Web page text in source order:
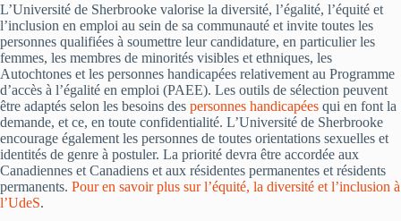
L’Université de Sherbrooke valorise la diversité, l’égalité, l’équité et
l’inclusion en emploi au sein de sa communauté et invite toutes les
personnes qualifiées à soumettre leur candidature, en particulier les
femmes, les membres de minorités visibles et ethniques, les
Autochtones et les personnes handicapées relativement au Programme
d’accès à l’égalité en emploi (PAEE). Les outils de sélection peuvent
être adaptés selon les besoins des personnes handicapées qui en font la
demande, et ce, en toute confidentialité. L’Université de Sherbrooke
encourage également les personnes de toutes orientations sexuelles et
identités de genre à postuler. La priorité devra être accordée aux
Canadiennes et Canadiens et aux résidentes permanentes et résidents
permanents. Pour en savoir plus sur l’équité, la diversité et l’inclusion à
l’UdeS.